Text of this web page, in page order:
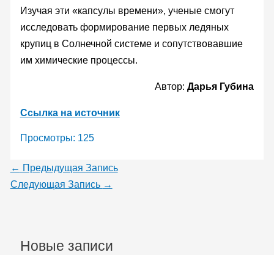
Изучая эти «капсулы времени», ученые смогут
исследовать формирование первых ледяных
крупиц в Солнечной системе и сопутствовавшие
им химические процессы.
Автор:Дарья Губина
Ссылка на источник
Просмотры: 125
← Предыдущая Запись
Следующая Запись →
Новые записи